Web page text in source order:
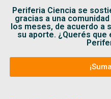
Periferia Ciencia se
gracias a una
los meses, de acuerdo a
su aporte. ¿Querés